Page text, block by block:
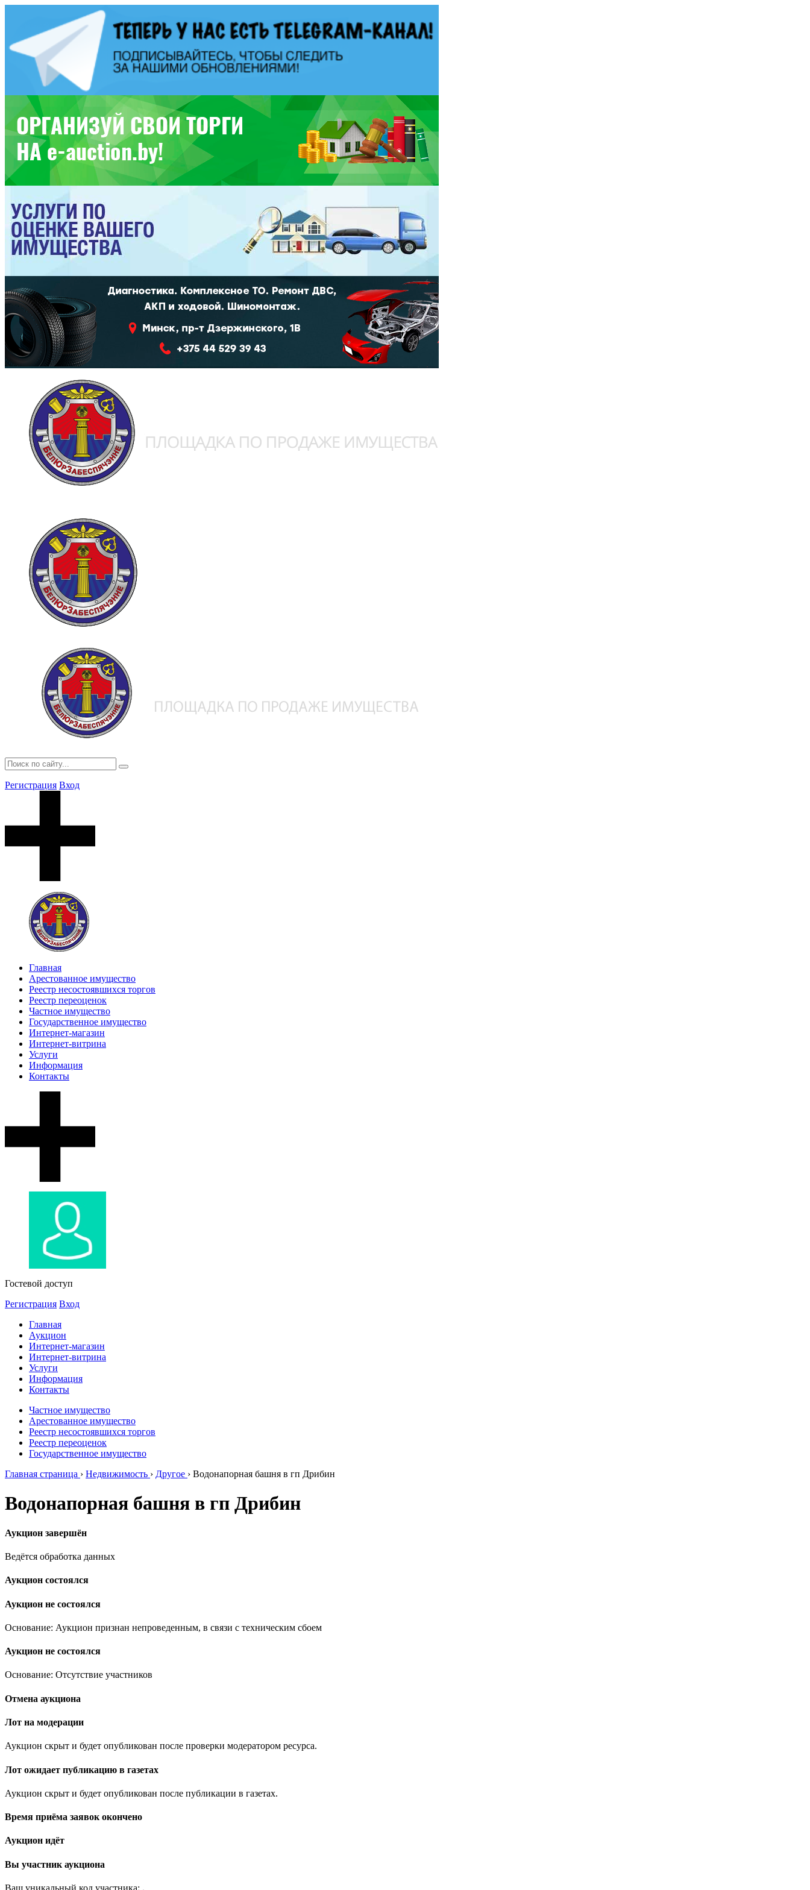
Регистрация Вход
Главная
Арестованное имущество
Реестр несостоявшихся торгов
Реестр переоценок
Частное имущество
Государственное имущество
Интернет-магазин
Интернет-витрина
Услуги
Информация
Контакты
Гостевой доступ
Регистрация Вход
Главная
Аукцион
Интернет-магазин
Интернет-витрина
Услуги
Информация
Контакты
Частное имущество
Арестованное имущество
Реестр несостоявшихся торгов
Реестр переоценок
Государственное имущество
Главная страница › Недвижимость › Другое › Водонапорная башня в гп Дрибин
Водонапорная башня в гп Дрибин
Аукцион завершён
Ведётся обработка данных
Аукцион состоялся
Аукцион не состоялся
Основание: Аукцион признан непроведенным, в связи с техническим сбоем
Аукцион не состоялся
Основание: Отсутствие участников
Отмена аукциона
Лот на модерации
Аукцион скрыт и будет опубликован после проверки модератором ресурса.
Лот ожидает публикацию в газетах
Аукцион скрыт и будет опубликован после публикации в газетах.
Время приёма заявок окончено
Аукцион идёт
Вы участник аукциона
Ваш уникальный код участника: .